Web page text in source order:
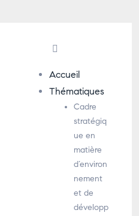
Accueil
Thématiques
Cadre
stratégiq
ue en
matière
d’environ
nement
et de
développ